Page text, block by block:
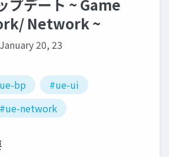
プデート ~ Game
Network ~
January 20, 23
bp
#ue-ui
#ue-network